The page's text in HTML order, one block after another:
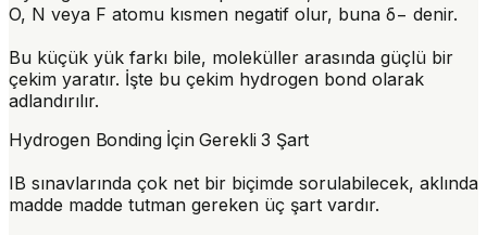
O, N veya F atomu kısmen negatif olur, buna δ− denir.
Bu küçük yük farkı bile, moleküller arasında güçlü bir
çekim yaratır. İşte bu çekim hydrogen bond olarak
adlandırılır.
Hydrogen Bonding İçin Gerekli 3 Şart
IB sınavlarında çok net bir biçimde sorulabilecek, aklında
madde madde tutman gereken üç şart vardır.